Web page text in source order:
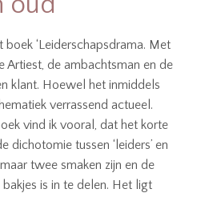
boek ‘Leiderschapsdrama. Met
Artiest, de ambachtsman en de
klant. Hoewel het inmiddels
verrassend actueel.
vind ik vooral, dat het korte
dichotomie tussen ‘leiders’ en
maar twee smaken zijn en de
is in te delen. Het ligt